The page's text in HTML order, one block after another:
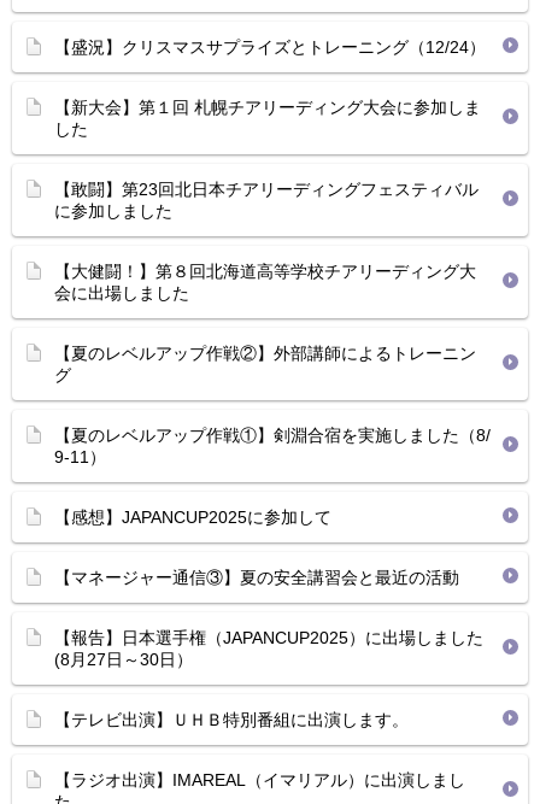
【盛況】クリスマスサプライズとトレーニング（12/24）
【新大会】第１回 札幌チアリーディング大会に参加しま
した
【敢闘】第23回北日本チアリーディングフェスティバル
に参加しました
【大健闘！】第８回北海道高等学校チアリーディング大
会に出場しました
【夏のレベルアップ作戦②】外部講師によるトレーニン
グ
【夏のレベルアップ作戦①】剣淵合宿を実施しました（8/
9-11）
【感想】JAPANCUP2025に参加して
【マネージャー通信③】夏の安全講習会と最近の活動
【報告】日本選手権（JAPANCUP2025）に出場しました
(8月27日～30日）
【テレビ出演】ＵＨＢ特別番組に出演します。
【ラジオ出演】IMAREAL（イマリアル）に出演しまし